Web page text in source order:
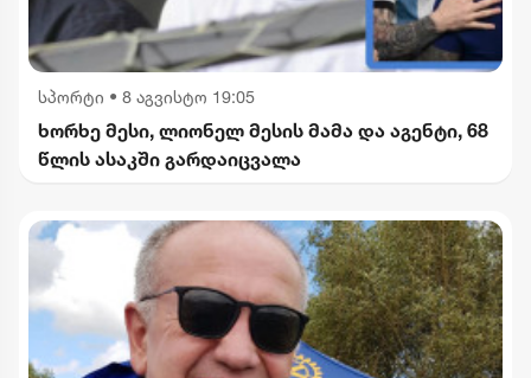
სპორტი • 8 აგვისტო 19:05
ხორხე მესი, ლიონელ მესის მამა და აგენტი, 68
წლის ასაკში გარდაიცვალა